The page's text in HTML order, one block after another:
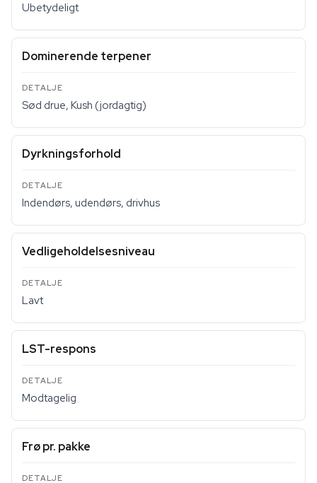
Ubetydeligt
Dominerende terpener
Sød drue, Kush (jordagtig)
Dyrkningsforhold
Indendørs, udendørs, drivhus
Vedligeholdelsesniveau
Lavt
LST-respons
Modtagelig
Frø pr. pakke